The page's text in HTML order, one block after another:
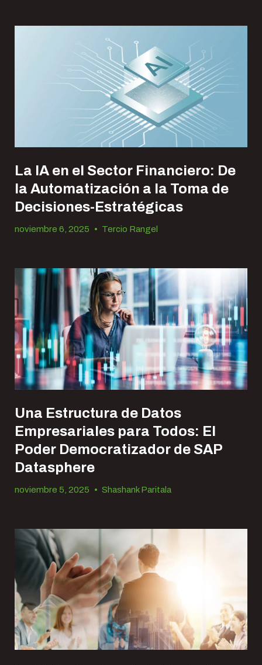
La IA en el Sector Financiero: De
la Automatización a la Toma de
Decisiones-Estratégicas
noviembre 6, 2025 • Tercio Rangel
Una Estructura de Datos
Empresariales para Todos: El
Poder Democratizador de SAP
Datasphere
noviembre 5, 2025 • Shashank Paritala